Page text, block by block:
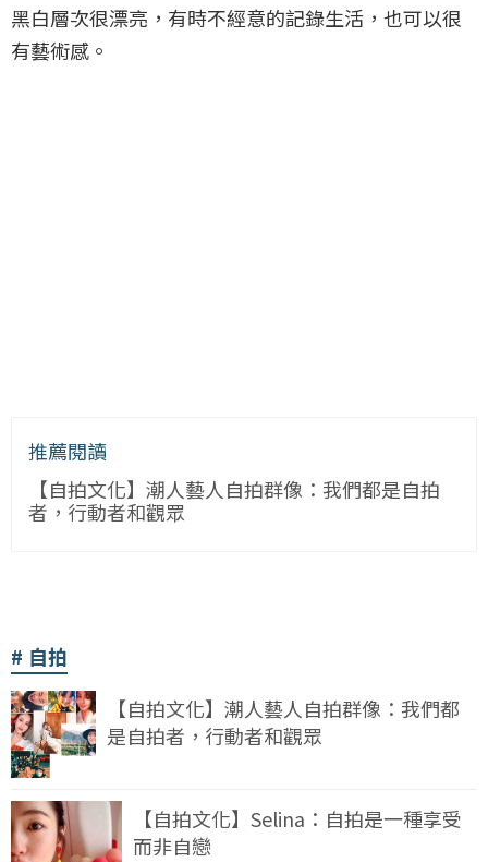
黑白層次很漂亮，有時不經意的記錄生活，也可以很
有藝術感。
推薦閱讀
【自拍文化】潮人藝人自拍群像：我們都是自拍
者，行動者和觀眾
自拍
【自拍文化】潮人藝人自拍群像：我們都
是自拍者，行動者和觀眾
【自拍文化】Selina：自拍是一種享受
而非自戀